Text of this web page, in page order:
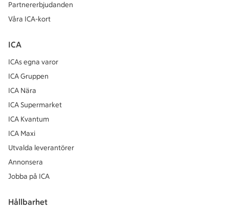
Partnererbjudanden
Våra ICA-kort
ICA
ICAs egna varor
ICA Gruppen
ICA Nära
ICA Supermarket
ICA Kvantum
ICA Maxi
Utvalda leverantörer
Annonsera
Jobba på ICA
Hållbarhet